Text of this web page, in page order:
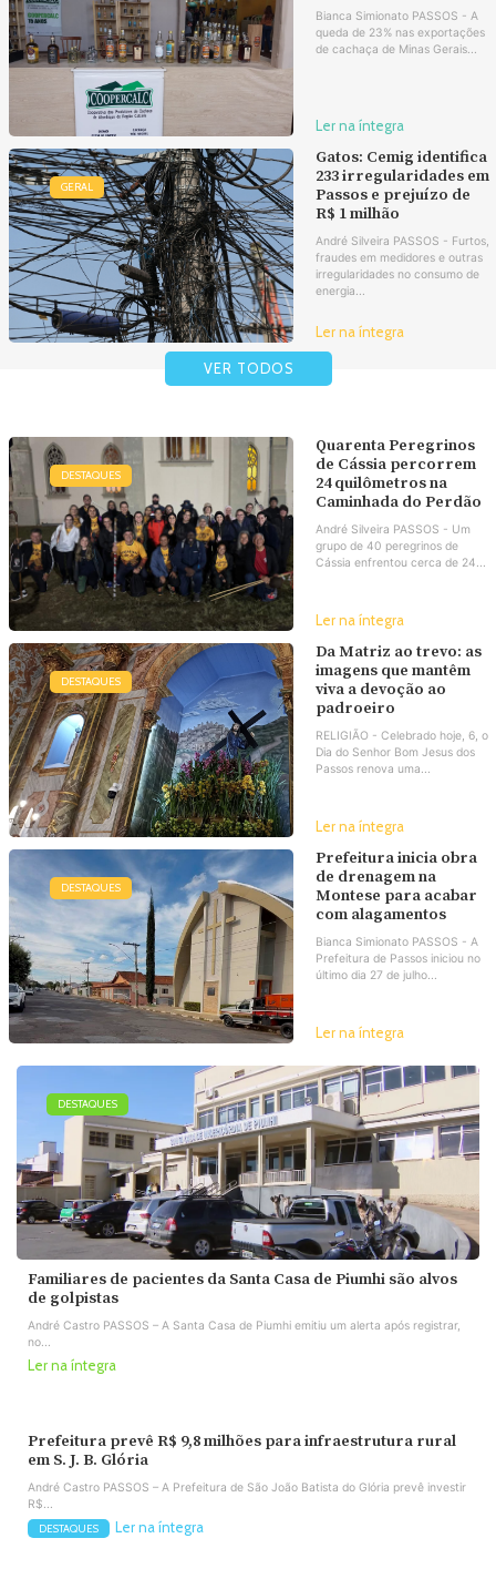
Bianca Simionato PASSOS - A
queda de 23% nas exportações
de cachaça de Minas Gerais...
Ler na íntegra
GERAL
Gatos: Cemig identifica
233 irregularidades em
Passos e prejuízo de
R$ 1 milhão
André Silveira PASSOS - Furtos,
fraudes em medidores e outras
irregularidades no consumo de
energia...
Ler na íntegra
VER TODOS
DESTAQUES
Quarenta Peregrinos
de Cássia percorrem
24 quilômetros na
Caminhada do Perdão
André Silveira PASSOS - Um
grupo de 40 peregrinos de
Cássia enfrentou cerca de 24...
Ler na íntegra
DESTAQUES
Da Matriz ao trevo: as
imagens que mantêm
viva a devoção ao
padroeiro
RELIGIÃO - Celebrado hoje, 6, o
Dia do Senhor Bom Jesus dos
Passos renova uma...
Ler na íntegra
DESTAQUES
Prefeitura inicia obra
de drenagem na
Montese para acabar
com alagamentos
Bianca Simionato PASSOS - A
Prefeitura de Passos iniciou no
último dia 27 de julho...
Ler na íntegra
DESTAQUES
Familiares de pacientes da Santa Casa de Piumhi são alvos
de golpistas
André Castro PASSOS – A Santa Casa de Piumhi emitiu um alerta após registrar,
no...
Ler na íntegra
Prefeitura prevê R$ 9,8 milhões para infraestrutura rural
em S. J. B. Glória
André Castro PASSOS – A Prefeitura de São João Batista do Glória prevê investir
R$...
DESTAQUES Ler na íntegra